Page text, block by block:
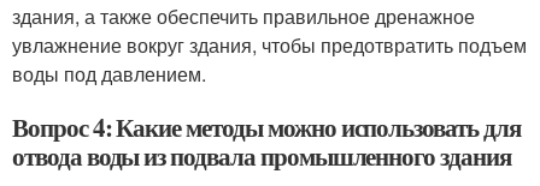
здания, а также обеспечить правильное дренажное
увлажнение вокруг здания, чтобы предотвратить подъем
воды под давлением.
Вопрос 4: Какие методы можно использовать для
отвода воды из подвала промышленного здания